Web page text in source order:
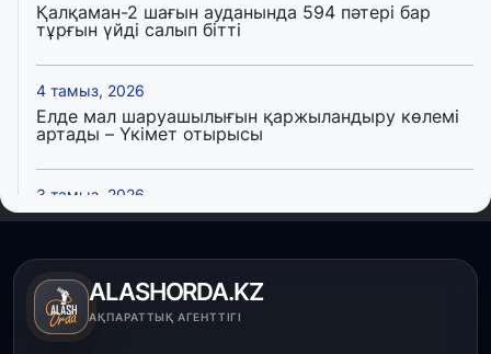
Қалқаман-2 шағын ауданында 594 пәтері бар
тұрғын үйді салып бітті
4 тамыз, 2026
Елде мал шаруашылығын қаржыландыру көлемі
артады – Үкімет отырысы
3 тамыз, 2026
Өңірлерде жаңа вокзалдар, су құбыры,
пайдалануға берілді
3 тамыз, 2026
ALASHORDA.KZ
АҚПАРАТТЫҚ АГЕНТТІГІ